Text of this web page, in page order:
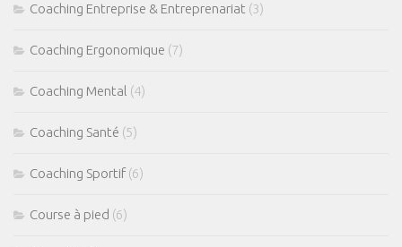
Coaching Entreprise & Entreprenariat (3)
Coaching Ergonomique (7)
Coaching Mental (4)
Coaching Santé (5)
Coaching Sportif(6)
Course à pied (6)